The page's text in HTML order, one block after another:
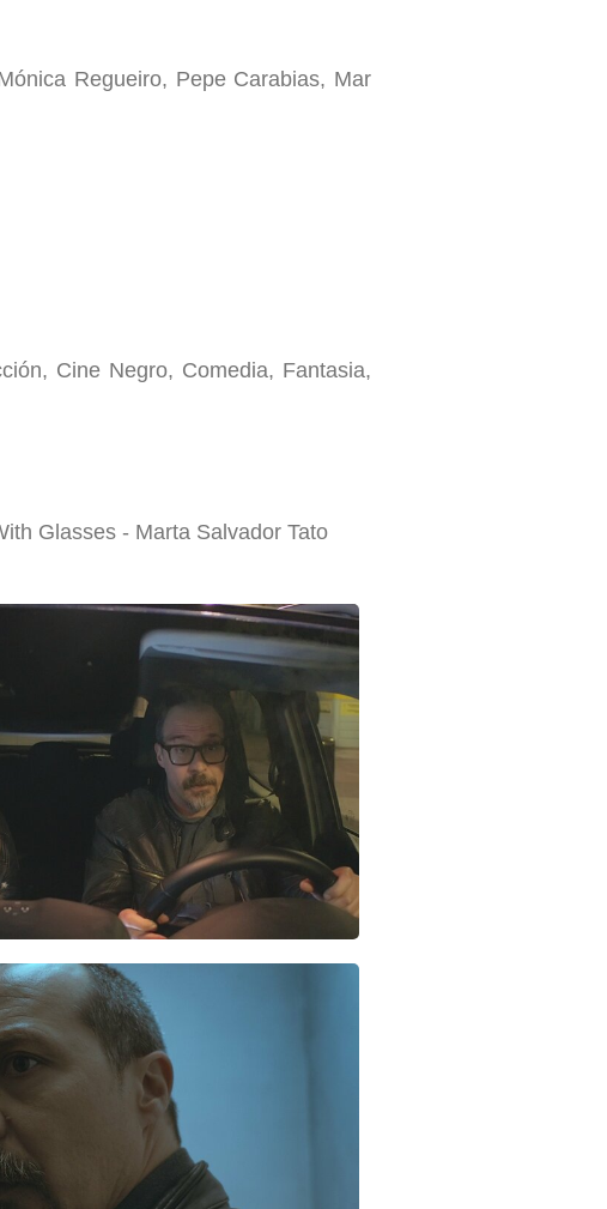
Regueiro, Pepe Carabias, Mar
Cine Negro, Comedia, Fantasia,
Glasses - Marta Salvador Tato